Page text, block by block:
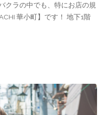
クラの中でも、特にお店の規
華小町】です！ 地下1階